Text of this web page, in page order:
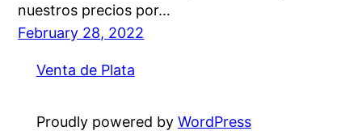
nuestros precios por…
February 28, 2022
Venta de Plata
Proudly powered by WordPress